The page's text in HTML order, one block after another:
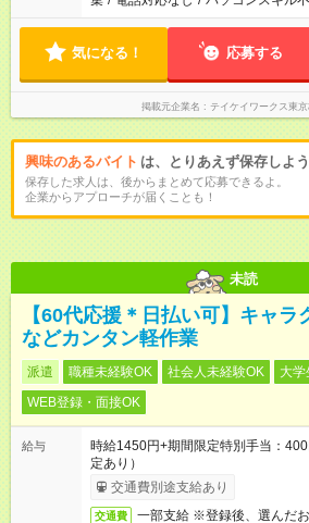
気になる！ 応募する
掲載元企業名 テイケイワークス東
興味のあるバイト は、とりあえず保存しよ
保存した求人は、後からまとめて応募できるよ。
企業からアプローチが届くことも！
未読
【60代応援＊日払い可】キャラ
などカンタン軽作業
派遣 職種未経験OK 社会人未経験OK 大学
WEB登録・面接OK
給与
時給1450円+期間限定特別手当：
定あり）
交通費別途支給あり
交通費
一部支給 ※登録後、選んだ